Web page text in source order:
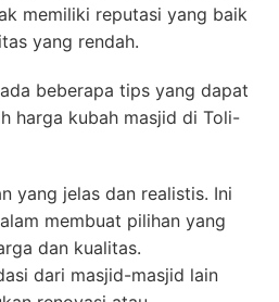
memiliki reputasi yang baik
yang rendah.
beberapa tips yang dapat
harga kubah masjid di Toli-
yang jelas dan realistis. Ini
membuat pilihan yang
dan kualitas.
dari masjid-masjid lain